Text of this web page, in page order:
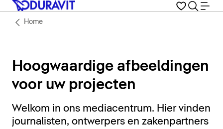
Home
Hoogwaardige afbeeldingen
voor uw projecten
Welkom in ons mediacentrum. Hier vinden
journalisten, ontwerpers en zakenpartners